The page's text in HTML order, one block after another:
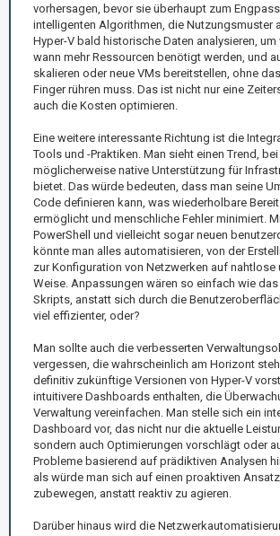
vorhersagen, bevor sie überhaupt zum
intelligenten Algorithmen, die Nutzungsmuster
Hyper-V bald historische Daten analysieren, um
wann mehr Ressourcen benötigt werden, und
skalieren oder neue VMs bereitstellen, ohne
Finger rühren muss. Das ist nicht nur eine
auch die Kosten optimieren.
Eine weitere interessante Richtung ist die
Tools und -Praktiken. Man sieht einen Trend,
möglicherweise native Unterstützung für
bietet. Das würde bedeuten, dass man seine
Code definieren kann, was wiederholbare
ermöglicht und menschliche Fehler minimiert.
PowerShell und vielleicht sogar neuen
könnte man alles automatisieren, von der
zur Konfiguration von Netzwerken auf nahtlose
Weise. Anpassungen wären so einfach wie
Skripts, anstatt sich durch die
viel effizienter, oder?
Man sollte auch die verbesserten
vergessen, die wahrscheinlich am Horizont
definitiv zukünftige Versionen von Hyper-V
intuitivere Dashboards enthalten, die
Verwaltung vereinfachen. Man stelle sich ein
Dashboard vor, das nicht nur die aktuelle
sondern auch Optimierungen vorschlägt oder
Probleme basierend auf prädiktiven Analysen
als würde man sich auf einen proaktiven
zubewegen, anstatt reaktiv zu agieren.
Darüber hinaus wird die